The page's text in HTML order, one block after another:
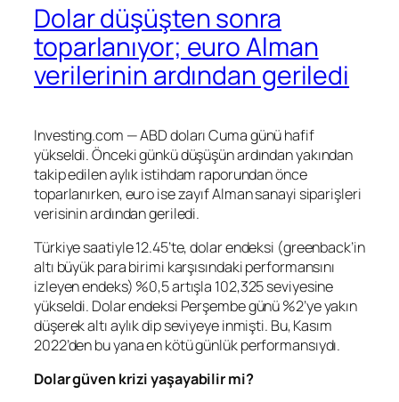
Dolar düşüşten sonra
toparlanıyor; euro Alman
verilerinin ardından geriledi
Investing.com — ABD doları Cuma günü hafif
yükseldi. Önceki günkü düşüşün ardından yakından
takip edilen aylık istihdam raporundan önce
toparlanırken, euro ise zayıf Alman sanayi siparişleri
verisinin ardından geriledi.
Türkiye saatiyle 12.45’te,dolar endeksi (greenback’in
altı büyük para birimi karşısındaki performansını
izleyen endeks) %0,5 artışla 102,325 seviyesine
yükseldi. Dolar endeksi Perşembe günü %2’ye yakın
düşerek altı aylık dip seviyeye inmişti. Bu, Kasım
2022’den bu yana en kötü günlük performansıydı.
Dolar güven krizi yaşayabilir mi?